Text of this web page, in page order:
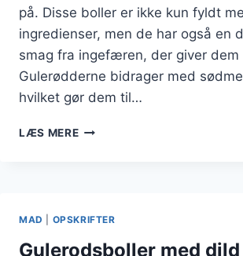
på. Disse boller er ikke kun fyldt
ingredienser, men de har også en
smag fra ingefæren, der giver
Gulerødderne bidrager med
hvilket gør dem til…
LÆS MERESMAGFULDE
MAD OPSKRIFTER
Gulerodsboller med